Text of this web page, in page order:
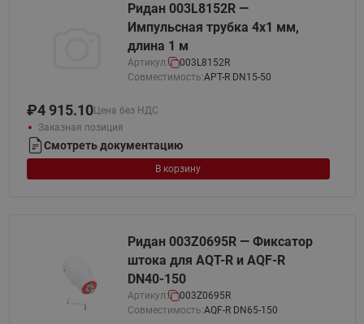
Ридан 003L8152R —
Импульсная трубка 4х1 мм,
длина 1 м
Артикул:
003L8152R
Совместимость:APT-R DN15-50
₽4 915.10Цена без НДС
Заказная позиция
Смотреть документацию
В корзину
Ридан 003Z0695R — Фиксатор
штока для AQT-R и AQF-R
DN40-150
Артикул:
003Z0695R
Совместимость:AQF-R DN65-150